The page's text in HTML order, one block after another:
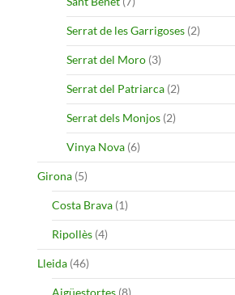
Serrat de les Garrigoses (2)
Serrat del Moro (3)
Serrat del Patriarca (2)
Serrat dels Monjos (2)
Vinya Nova (6)
Girona (5)
Costa Brava (1)
Ripollès (4)
Lleida (46)
Aigüestortes (8)